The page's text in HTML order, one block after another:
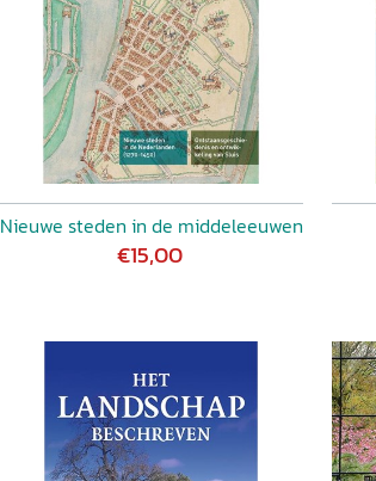
Nieuwe steden in de middeleeuwen
€15,00